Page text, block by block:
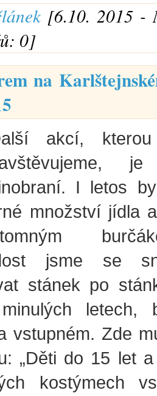
[6.10. 2015 -
0]
na
akcí,
je
I letos
množství jídla
jsme se
stánek po
letech,
vstupném. Zde
„Děti do 15 let
kostýmech